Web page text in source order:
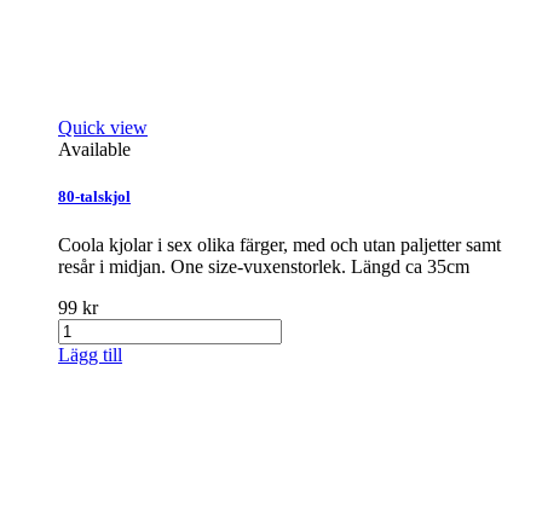
Quick view
Available
80-talskjol
Coola kjolar i sex olika färger, med och utan paljetter samt
resår i midjan. One size-vuxenstorlek. Längd ca 35cm
99 kr
Lägg till